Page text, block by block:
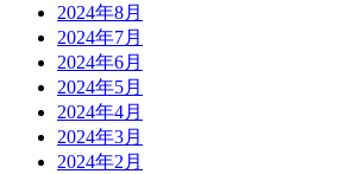
2024年8月
2024年7月
2024年6月
2024年5月
2024年4月
2024年3月
2024年2月